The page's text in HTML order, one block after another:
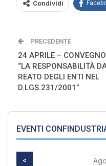
Condividi
PRECEDENTE
24 APRILE – CONVEGNO
“LA RESPONSABILITÀ
REATO DEGLI ENTI NEL
D.LGS.231/2001”
EVENTI
<